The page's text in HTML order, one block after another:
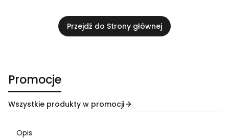
Przejdź do Strony głównej
Promocje
Wszystkie produkty w promocji
Opis